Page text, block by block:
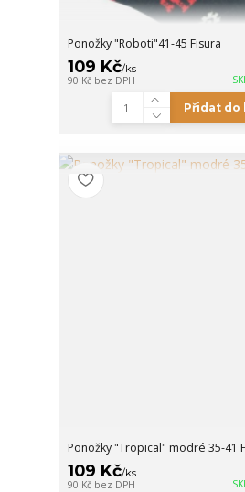
Ponožky "Roboti"41-45 Fisura
109 Kč/ks
90 Kč bez DPH
Přidat do
Ponožky "Tropical" modré 35-41
109 Kč/ks
90 Kč bez DPH